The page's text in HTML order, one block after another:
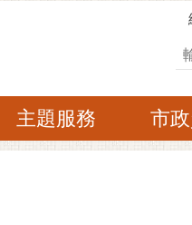
主題服務 市